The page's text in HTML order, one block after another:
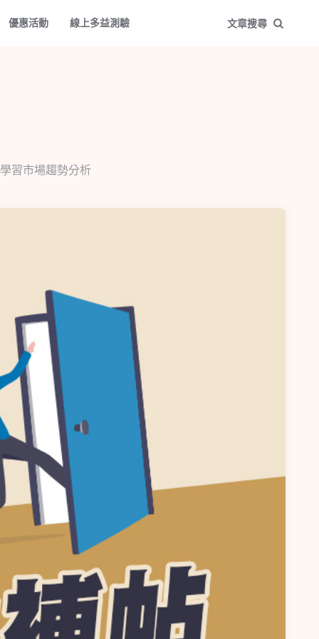
優惠活動 線上多益測驗 文章搜尋
習市場趨勢分析